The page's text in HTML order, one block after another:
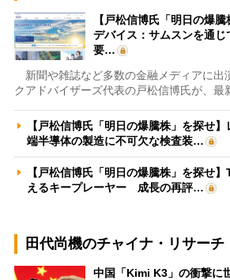
【戸松信博氏「明日の爆
デバイス：サムスンを通
要…
新聞や雑誌など多数の金融メディアに出
クアドバイザーズ代表の戸松信博氏が、最
【戸松信博氏「明日の爆騰株」を探せ
端半導体の製造に不可欠な検査装…
【戸松信博氏「明日の爆騰株」を探せ
えるキープレーヤー 成長の再評…
田代尚機のチャイナ・リサーチ
中国「Kimi K3」の衝撃に